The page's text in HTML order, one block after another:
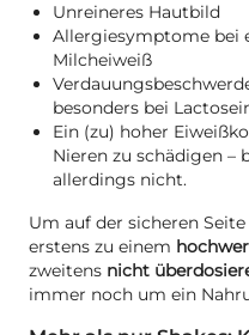
Unreineres Hautbild
Allergiesymptome bei
Milcheiweiß
besonders bei
Ein (zu) hoher
Nieren zu schädigen –
allerdings nicht.
Um auf der sicheren
erstens zu einem
zweitens nicht
immer noch um ein